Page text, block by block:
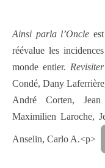
Ainsi parla l’Oncle
réévalue les
monde entier.
Condé, Dany
André Corten, Jean
Maximilien Laroche,
Anselin, Carlo A.<p>